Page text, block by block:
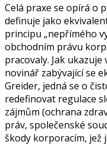
Celá praxe se opírá o
definuje jako
principu „nepřímého
obchodním právu
pracovaly. Jak ukazuje
novinář zabývající se
Greider, jedná se o
redefinovat regulace
zájmům (ochrana
práv, společenské
škody korporacím, jež